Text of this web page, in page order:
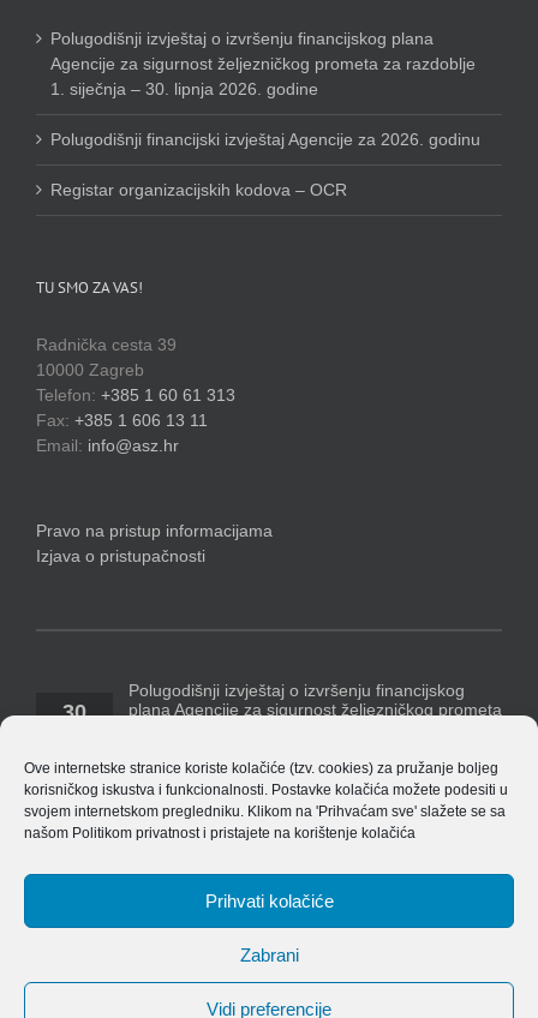
Ove internetske stranice koriste kolačiće (tzv. cookies) za pružanje boljeg
korisničkog iskustva i funkcionalnosti. Postavke kolačića možete podesiti u
svojem internetskom pregledniku. Klikom na 'Prihvaćam sve' slažete se sa
našom Politikom privatnosti pristajete na korištenje kolačića
Prihvati kolačiće
Zabrani
Vidi preferencije
Polugodišnji izvještaj o izvršenju financijskog plana
Agencije za sigurnost željezničkog prometa za razdoblje
1. siječnja – 30. lipnja 2026. godine
Polugodišnji financijski izvještaj Agencije za 2026. godinu
Registar organizacijskih kodova – OCR
TU SMO ZA VAS!
Radnička cesta 39
10000 Zagreb
Telefon: +385 1 60 61 313
Fax: +385 1 606 13 11
Email: info@asz.hr
Pravo na pristup informacijama
Izjava o pristupačnosti
30
Polugodišnji izvještaj o izvršenju financijskog
plana Agencije za sigurnost željezničkog prometa
14
Polugodišnji financijski izvještaj Agencije za 2026.
godinu